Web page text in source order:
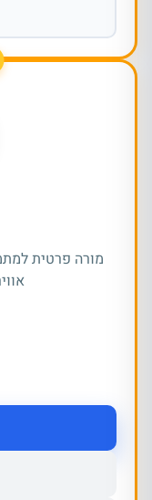
מורה פרטית